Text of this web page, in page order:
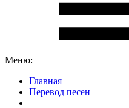
Меню:
Главная
Перевод песен